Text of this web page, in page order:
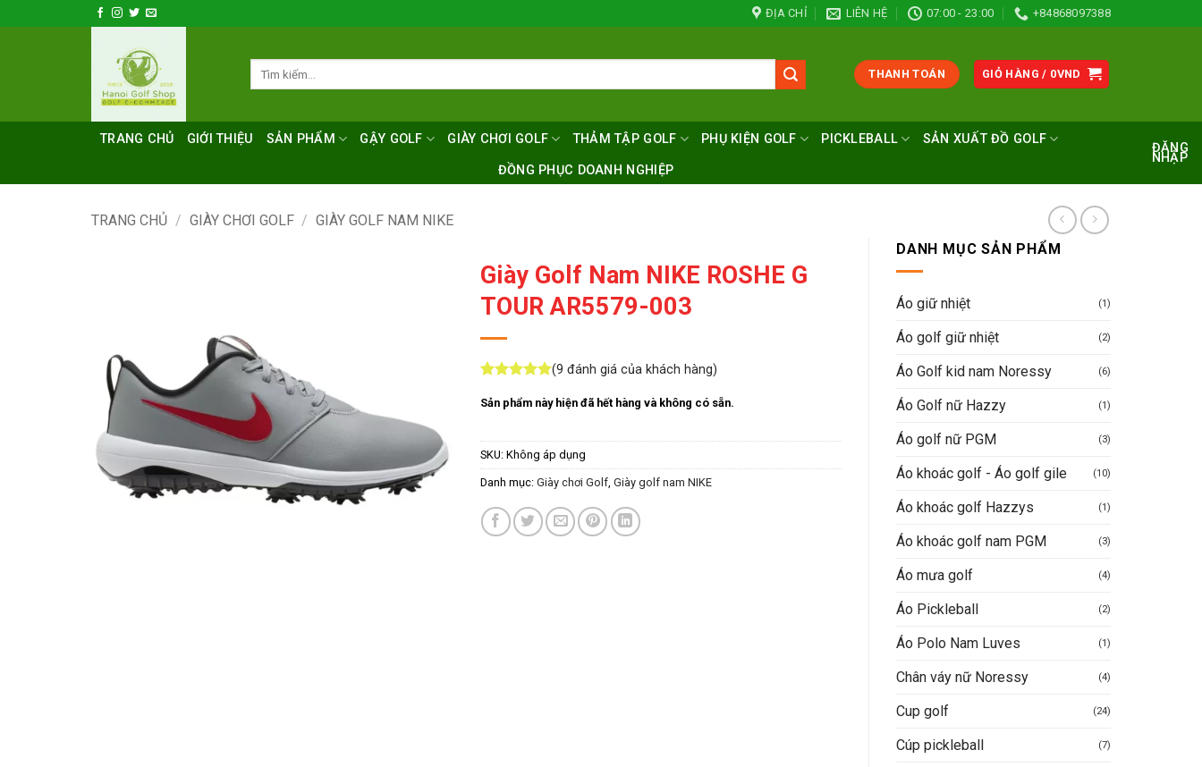
qua
ĐỊA CHỈ LIÊN HỆ 07:00 - 23:00 +84868097388
THANH TOÁN GIỎ HÀNG / 0VND
TRANG CHỦ GIỚI THIỆU SẢN PHẨM GẬY GOLF GIÀY CHƠI GOLF THẢM TẬP GOLF PHỤ KIỆN GOLF PICKLEBALL SẢN XUẤT ĐỒ GOLF
ĐỒNG PHỤC DOANH NGHIỆP
ĐĂNG
NHẬP
TRANG CHỦ / GIÀY CHƠI GOLF / GIÀY GOLF NAM NIKE
DANH MỤC SẢN PHẨM
Áo giữ nhiệt (1)
Áo golf giữ nhiệt (2)
Áo Golf kid nam Noressy (6)
Áo Golf nữ Hazzy (1)
Áo golf nữ PGM (3)
Áo khoác golf - Áo golf gile (10)
Áo khoác golf Hazzys (1)
Áo khoác golf nam PGM (3)
Áo mưa golf (4)
Áo Pickleball (2)
Áo Polo Nam Luves (1)
Chân váy nữ Noressy (4)
Cup golf (24)
Cúp pickleball (7)
Giày Golf Nam NIKE ROSHE G
TOUR AR5579-003
dựa trên
(9 đánh giá của khách hàng)
Sản phẩm này hiện đã hết hàng và không có sẵn.
SKU: Không áp dụng
Danh mục: Giày chơi Golf, Giày golf nam NIKE